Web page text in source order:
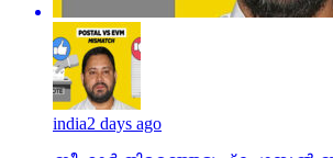
india2 days ago